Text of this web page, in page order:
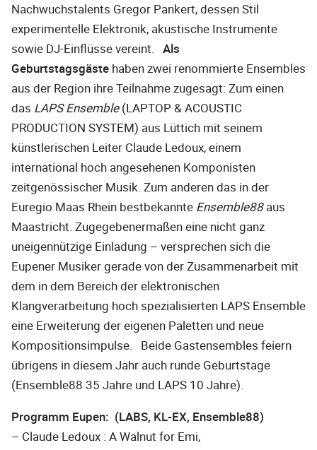
Nachwuchstalents Gregor Pankert, dessen Stil
experimentelle Elektronik, akustische Instrumente
sowie DJ-Einflüsse vereint. Als
Geburtstagsgäste haben zwei renommierte Ensembles
aus der Region ihre Teilnahme zugesagt: Zum einen
das LAPS Ensemble(LAPTOP & ACOUSTIC
PRODUCTION SYSTEM) aus Lüttich mit seinem
künstlerischen Leiter Claude Ledoux, einem
international hoch angesehenen Komponisten
zeitgenössischer Musik. Zum anderen das in der
Euregio Maas Rhein bestbekannte Ensemble88aus
Maastricht. Zugegebenermaßen eine nicht ganz
uneigennützige Einladung – versprechen sich die
Eupener Musiker gerade von der Zusammenarbeit mit
dem in dem Bereich der elektronischen
Klangverarbeitung hoch spezialisierten LAPS Ensemble
eine Erweiterung der eigenen Paletten und neue
Kompositionsimpulse. Beide Gastensembles feiern
übrigens in diesem Jahr auch runde Geburtstage
(Ensemble88 35 Jahre und LAPS 10 Jahre).
Programm Eupen: (LABS, KL-EX, Ensemble88)
– Claude Ledoux : A Walnut for Emi,